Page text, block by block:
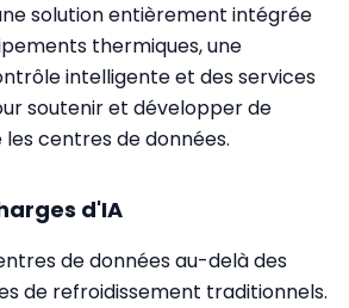
solution entièrement intégrée
thermiques, une
intelligente et des services
soutenir et développer de
centres de données.
d'IA
de données au-delà des
de refroidissement traditionnels.